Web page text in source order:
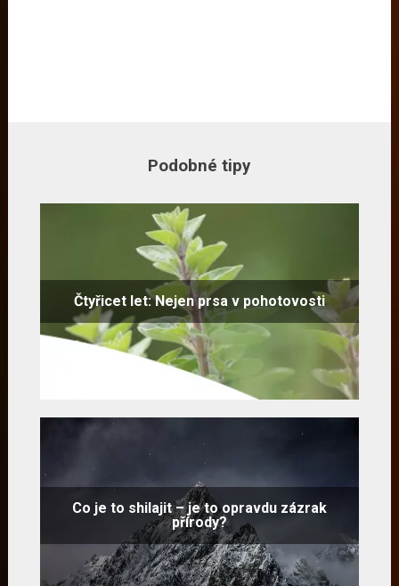
Podobné tipy
Čtyřicet let: Nejen prsa v pohotovosti
Co je to shilajit – je to opravdu zázrak
přírody?